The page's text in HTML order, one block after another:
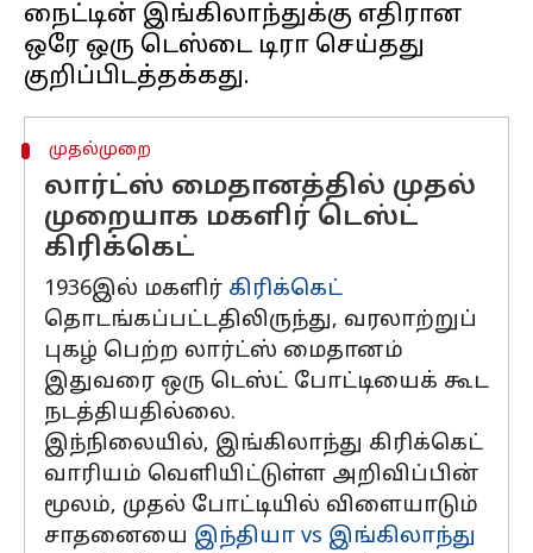
நைட்டின் இங்கிலாந்துக்கு எதிரான
ஒரே ஒரு டெஸ்டை டிரா செய்தது
முதல்முறை
லார்ட்ஸ் மைதானத்தில் முதல்
முறையாக மகளிர் டெஸ்ட்
கிரிக்கெட்
1936இல் மகளிர் கிரிக்கெட்
தொடங்கப்பட்டதிலிருந்து, வரலாற்றுப்
புகழ் பெற்ற லார்ட்ஸ் மைதானம்
இதுவரை ஒரு டெஸ்ட் போட்டியைக் கூட
நடத்தியதில்லை.
இந்நிலையில், இங்கிலாந்து கிரிக்கெட்
வாரியம் வெளியிட்டுள்ள அறிவிப்பின்
மூலம், முதல் போட்டியில் விளையாடும்
சாதனையை இந்தியா vs இங்கிலாந்து